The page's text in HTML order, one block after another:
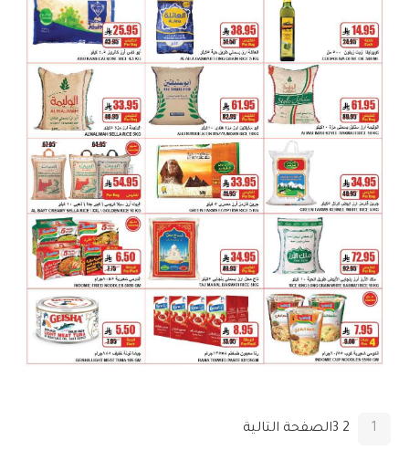
1
2
3الصفحة التالية